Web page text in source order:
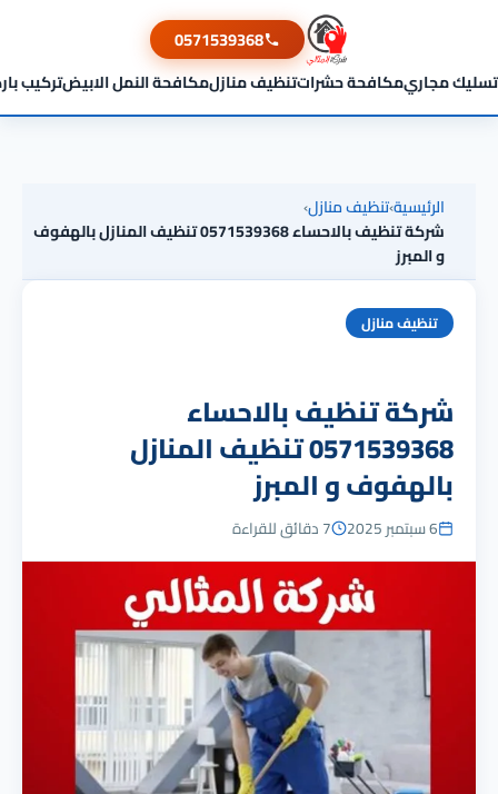
تسليك مجاريمكافحة حشراتتنظيف منازلمكافحة النمل الابيضتركيب
0571539368
الرئيسية›تنظيف منازل›
شركة تنظيف بالاحساء 0571539368 تنظيف المنازل بالهفوف
و المبرز
تنظيف منازل
شركة تنظيف بالاحساء
0571539368 تنظيف المنازل
بالهفوف و المبرز
6 سبتمبر 2025 7 دقائق للقراءة